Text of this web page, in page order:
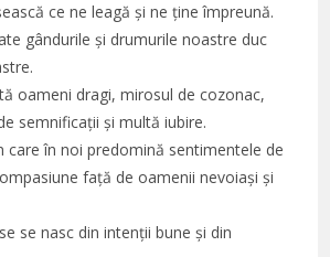
ce ne leagă și ne ține împreună.
gândurile și drumurile noastre duc
oameni dragi, mirosul de cozonac,
semnificații și multă iubire.
care în noi predomină sentimentele de
față de oamenii nevoiași și
se nasc din intenții bune și din